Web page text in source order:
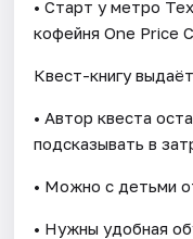
• Старт у метро
кофейня One Price
Квест-книгу
• Автор квеста
подсказывать в
• Можно с детьми
• Нужны удобная